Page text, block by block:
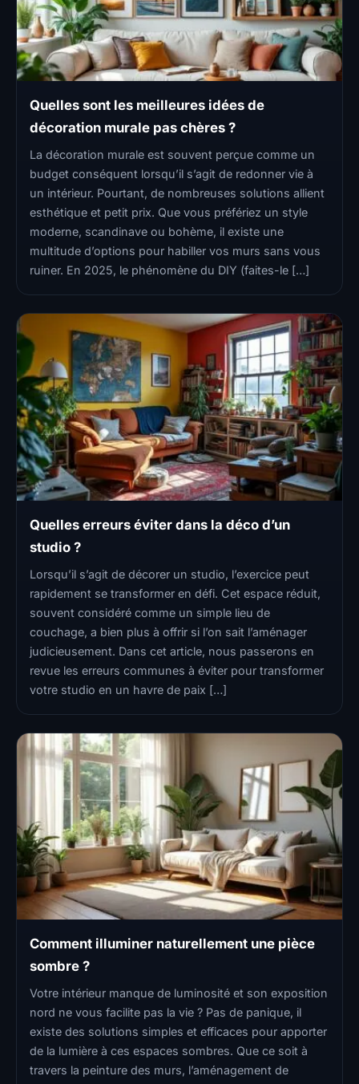
Quelles sont les meilleures idées de
décoration murale pas chères ?
La décoration murale est souvent perçue comme un
budget conséquent lorsqu’il s’agit de redonner vie à
un intérieur. Pourtant, de nombreuses solutions allient
esthétique et petit prix. Que vous préfériez un style
moderne, scandinave ou bohème, il existe une
multitude d’options pour habiller vos murs sans vous
ruiner. En 2025, le phénomène du DIY (faites-le […]
Quelles erreurs éviter dans la déco d’un
studio ?
Lorsqu’il s’agit de décorer un studio, l’exercice peut
rapidement se transformer en défi. Cet espace réduit,
souvent considéré comme un simple lieu de
couchage, a bien plus à offrir si l’on sait l’aménager
judicieusement. Dans cet article, nous passerons en
revue les erreurs communes à éviter pour transformer
votre studio en un havre de paix […]
Comment illuminer naturellement une pièce
sombre ?
Votre intérieur manque de luminosité et son exposition
nord ne vous facilite pas la vie ? Pas de panique, il
existe des solutions simples et efficaces pour apporter
de la lumière à ces espaces sombres. Que ce soit à
travers la peinture des murs, l’aménagement de